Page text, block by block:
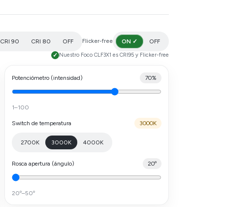
CRI 90 CRI 80 OFF Flicker-free ON ✓ OFF
Nuestro Foco CLF3X1 es CRI95 y Flicker-free
Potenciómetro (intensidad) 70%
1–100
Switch de temperatura 3000K
2700K 3000K 4000K
Rosca apertura (ángulo) 20º
20º–50º